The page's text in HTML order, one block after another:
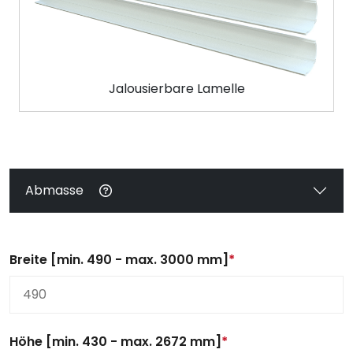
Jalousierbare Lamelle
Abmasse
Breite [min. 490 - max. 3000 mm] *
Höhe [min. 430 - max. 2672 mm] *